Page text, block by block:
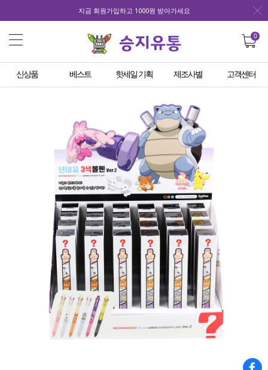
지금 회원가입하고 1000원 받아가세요
0
신상품 베스트 핫세일 기획 제조사별 고객센터